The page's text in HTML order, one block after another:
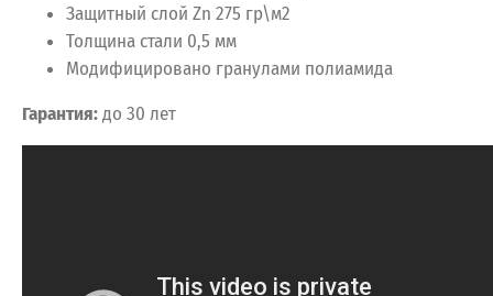
Защитный слой Zn 275 гр\м2
Толщина стали 0,5 мм
Модифицировано гранулами полиамида
Гарантия:до 30 лет